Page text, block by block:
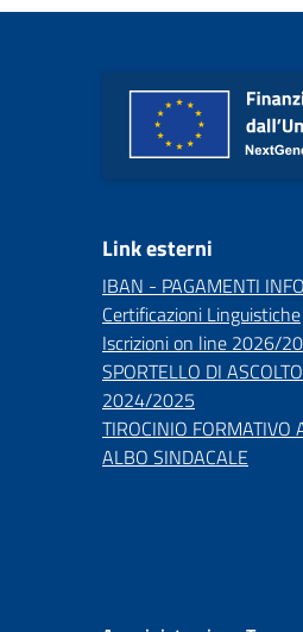
Link esterni
IBAN - PAGAMENTI
Certificazioni Linguistiche
Iscrizioni on line 2026/
SPORTELLO DI
2024/2025
TIROCINIO FORMATIVO
ALBO SINDACALE